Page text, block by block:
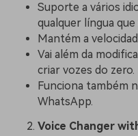
Suporte a vários
qualquer língua que
Mantém a
Vai além da
criar vozes do zero.
Funciona também
WhatsApp.
Voice Changer